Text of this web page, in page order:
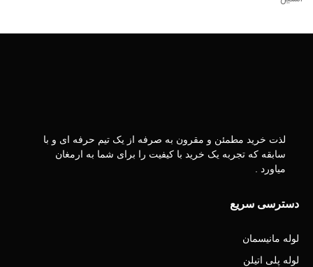
لذت خرید مطمئن و مقرون به صرفه از یک تیم حرفه ای و با
سابقه که تجربه یک خرید با کیفیت را برای شما به ارمغان
میاورد .
دسترسی سریع
لوله مانیسمان
لوله پلی اتیلن